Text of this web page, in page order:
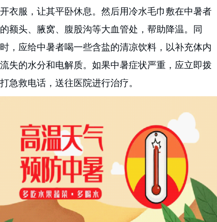
开衣服，让其平卧休息。然后用冷水毛巾敷在中暑者
的额头、腋窝、腹股沟等大血管处，帮助降温。同
时，应给中暑者喝一些含盐的清凉饮料，以补充体内
流失的水分和电解质。如果中暑症状严重，应立即拨
打急救电话，送往医院进行治疗。